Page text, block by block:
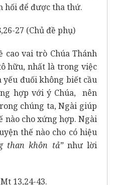
hối để được tha thứ.
27 (Chủ đề phụ)
vai trò Chúa Thánh
hữu, nhất là trong việc
yếu đuối không biết cầu
hợp với ý Chúa, nên
chúng ta, Ngài giúp
nào cho xứng hợp. Ngài
thế nào cho có hiệu
than khôn tả” như lời
13,24-43.